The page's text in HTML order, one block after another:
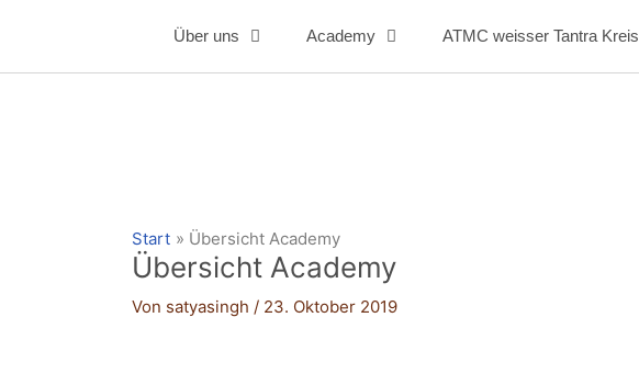
Über uns Academy ATMC weisser Tantra Kreis
Start Übersicht Academy
Übersicht Academy
Von satyasingh/ 23. Oktober 2019